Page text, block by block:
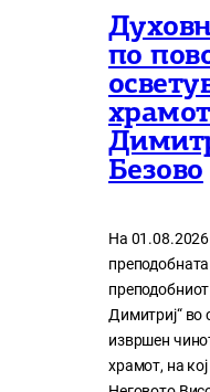
по
Безово
На
Димитриј“ во
извршен
храмот, на